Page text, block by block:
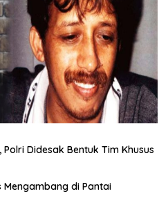
Polri Didesak Bentuk Tim Khusus
Mengambang di Pantai